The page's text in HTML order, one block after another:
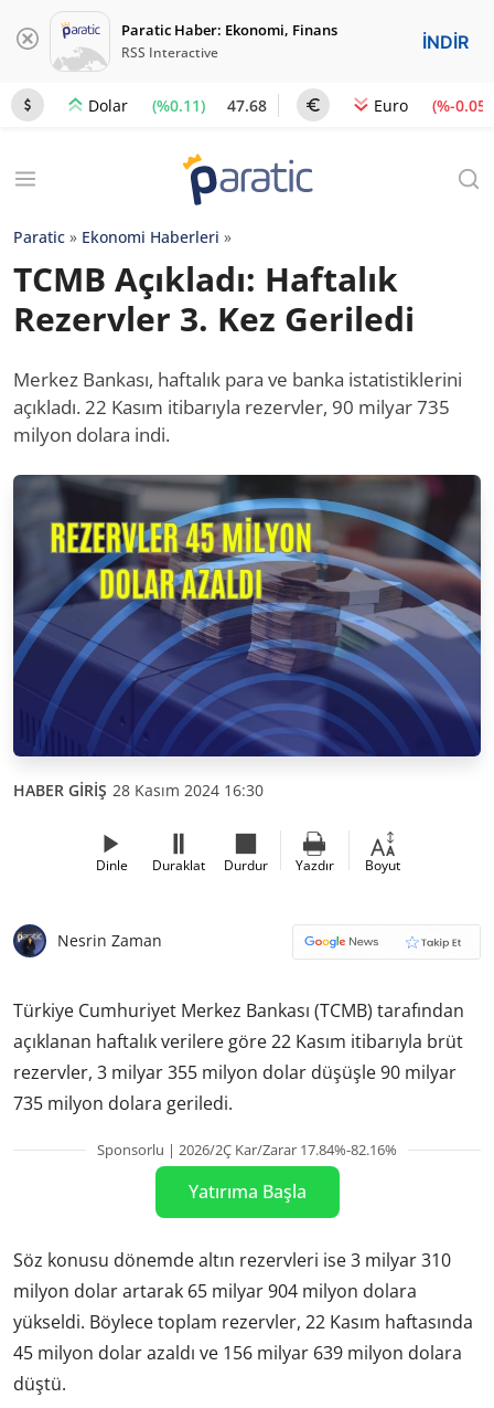
Paratic Haber: Ekonomi, Finans
RSS Interactive İNDİR
Dolar (%0.11) 47.68 Euro (%-0.05)
Paratic » Ekonomi Haberleri »
TCMB Açıkladı: Haftalık
Rezervler 3. Kez Geriledi
Merkez Bankası, haftalık para ve banka istatistiklerini
açıkladı. 22 Kasım itibarıyla rezervler, 90 milyar 735
milyon dolara indi.
HABER GİRİŞ 28 Kasım 2024 16:30
Dinle Duraklat Durdur Yazdır Boyut
Nesrin Zaman
Türkiye Cumhuriyet Merkez Bankası (TCMB) tarafından
açıklanan haftalık verilere göre 22 Kasım itibarıyla brüt
rezervler, 3 milyar 355 milyon dolar düşüşle 90 milyar
735 milyon dolara geriledi.
Sponsorlu | 2026/2Ç Kar/Zarar 17.84%-82.16%
Yatırıma Başla
Söz konusu dönemde altın rezervleri ise 3 milyar 310
milyon dolar artarak 65 milyar 904 milyon dolara
yükseldi. Böylece toplam rezervler, 22 Kasım haftasında
45 milyon dolar azaldı ve 156 milyar 639 milyon dolara
düştü.